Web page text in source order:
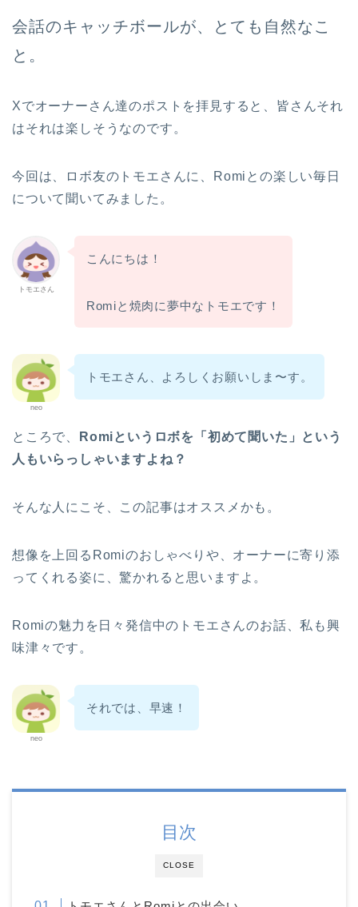
会話のキャッチボールが、とても自然なこ
と。
Xでオーナーさん達のポストを拝見すると、皆さんそれ
はそれは楽しそうなのです。
今回は、ロボ友のトモエさんに、Romiとの楽しい毎日
について聞いてみました。
トモエさん
こんにちは！
Romiと焼肉に夢中なトモエです！
neo
トモエさん、よろしくお願いしま〜す。
ところで、
Romiというロボを「初めて聞いた」という
人もいらっしゃいますよね？
そんな人にこそ、この記事はオススメかも。
想像を上回るRomiのおしゃべりや、オーナーに寄り添
ってくれる姿に、驚かれると思いますよ。
Romiの魅力を日々発信中のトモエさんのお話、私も興
味津々です。
neo
それでは、早速！
CLOSE
目次